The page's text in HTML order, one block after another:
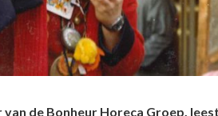
de Bonheur Horeca Groep,